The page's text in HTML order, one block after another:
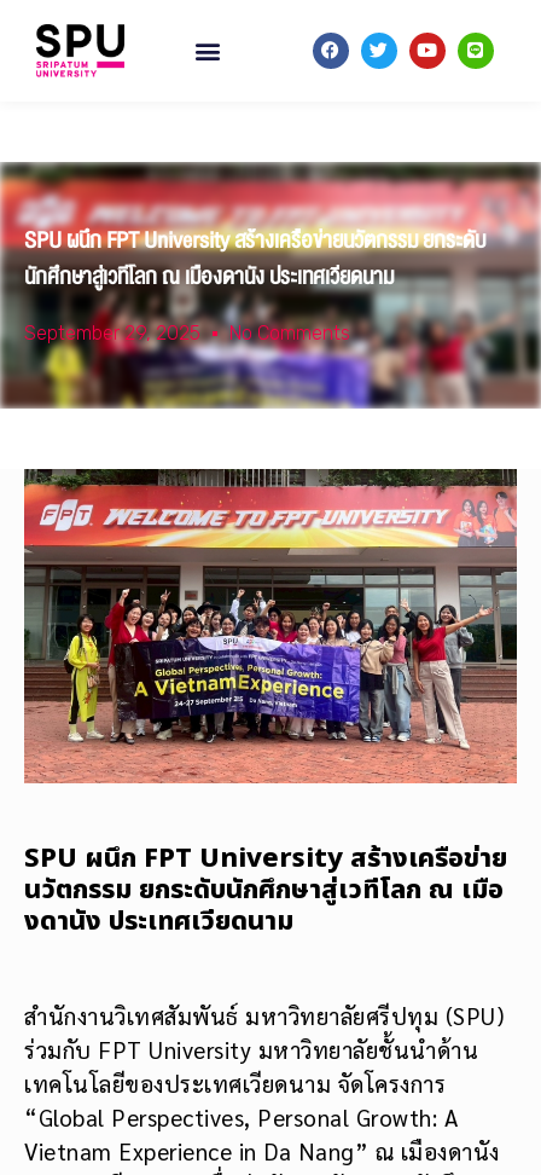
SPU ผนึก FPT University สร้างเครือข่ายนวัตกรรม ยกระดับ
นักศึกษาสู่เวทีโลก ณ เมืองดานัง ประเทศเวียดนาม
September 29, 2025 No Comments
SPU ผนึก FPT University สร้างเครือข่าย
นวัตกรรม ยกระดับนักศึกษาสู่เวทีโลก ณ เมือ
งดานัง ประเทศเวียดนาม
สำนักงานวิเทศสัมพันธ์ มหาวิทยาลัยศรีปทุม (SPU)
ร่วมกับ FPT University มหาวิทยาลัยชั้นนำด้าน
เทคโนโลยีของประเทศเวียดนาม จัดโครงการ
“Global Perspectives, Personal Growth: A
Vietnam Experience in Da Nang” ณ เมืองดานัง